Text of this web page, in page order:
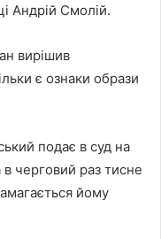
Андрій Смолій.
вирішив
є ознаки образи
подає в суд на
черговий раз тисне
йому